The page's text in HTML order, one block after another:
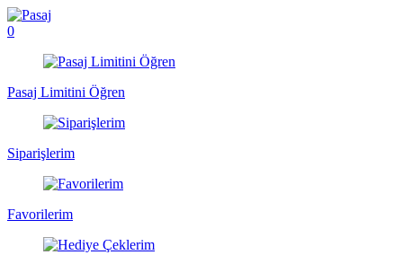
0
Pasaj Limitini Öğren
Siparişlerim
Favorilerim